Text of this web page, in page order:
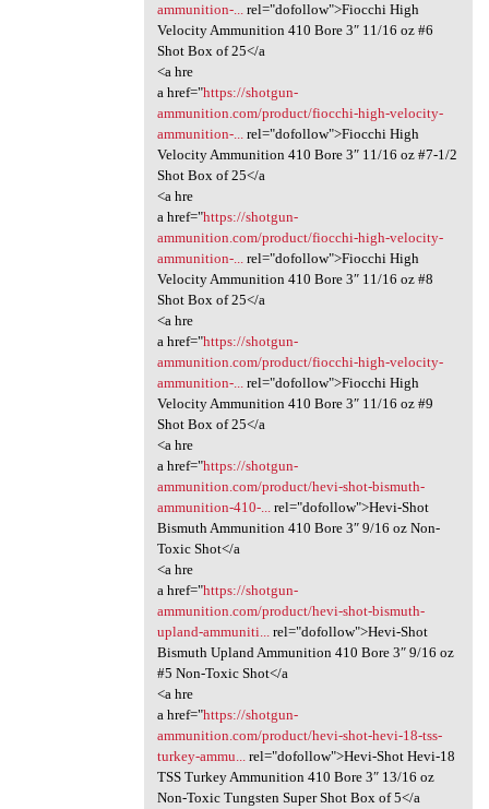
ammunition-...rel="dofollow">Fiocchi High
Velocity Ammunition 410 Bore 3″ 11/16 oz #6
Shot Box of 25</a
<a hre
a href="https://shotgun-
ammunition.com/product/fiocchi-high-velocity-
ammunition-...rel="dofollow">Fiocchi High
Velocity Ammunition 410 Bore 3″ 11/16 oz #7-1/2
Shot Box of 25</a
<a hre
a href="https://shotgun-
ammunition.com/product/fiocchi-high-velocity-
ammunition-...rel="dofollow">Fiocchi High
Velocity Ammunition 410 Bore 3″ 11/16 oz #8
Shot Box of 25</a
<a hre
a href="https://shotgun-
ammunition.com/product/fiocchi-high-velocity-
ammunition-...rel="dofollow">Fiocchi High
Velocity Ammunition 410 Bore 3″ 11/16 oz #9
Shot Box of 25</a
<a hre
a href="https://shotgun-
ammunition.com/product/hevi-shot-bismuth-
ammunition-410-...rel="dofollow">Hevi-Shot
Bismuth Ammunition 410 Bore 3″ 9/16 oz Non-
Toxic Shot</a
<a hre
a href="https://shotgun-
ammunition.com/product/hevi-shot-bismuth-
upland-ammuniti...rel="dofollow">Hevi-Shot
Bismuth Upland Ammunition 410 Bore 3″ 9/16 oz
#5 Non-Toxic Shot</a
<a hre
a href="https://shotgun-
ammunition.com/product/hevi-shot-hevi-18-tss-
turkey-ammu...rel="dofollow">Hevi-Shot Hevi-18
TSS Turkey Ammunition 410 Bore 3″ 13/16 oz
Non-Toxic Tungsten Super Shot Box of 5</a